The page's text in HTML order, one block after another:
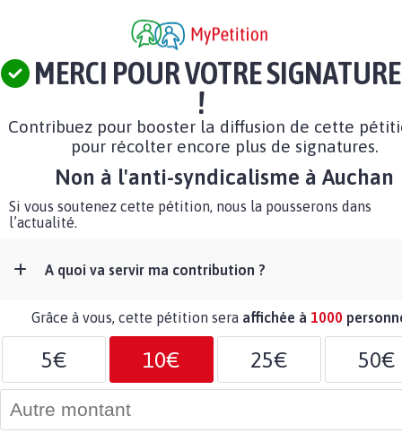
MERCI POUR VOTRE SIGNATURE
!
Contribuez pour booster la diffusion de cette
pour récolter encore plus de signatures.
Non à l'anti-syndicalisme à Auchan
Si vous soutenez cette pétition, nous la pousserons dans
l’actualité.
A quoi va servir ma contribution ?
Grâce à vous, cette pétition sera affichée à 1000
5€ 10€ 25€ 50€